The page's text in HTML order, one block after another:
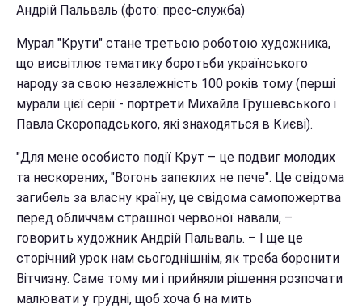
Андрій Пальваль (фото: прес-служба)
Мурал "Крути" стане третьою роботою художника,
що висвітлює тематику боротьби українського
народу за свою незалежність 100 років тому (перші
мурали цієї серії - портрети Михайла Грушевського і
Павла Скоропадського, які знаходяться в Києві).
"Для мене особисто події Крут – це подвиг молодих
та нескорених, "Вогонь запеклих не пече". Це свідома
загибель за власну країну, це свідома самопожертва
перед обличчам страшної червоної навали, –
говорить художник Андрій Пальваль. – І ще це
сторічний урок нам сьогоднішнім, як треба боронити
Вітчизну. Саме тому ми і прийняли рішення розпочати
малювати у грудні, щоб хоча б на мить